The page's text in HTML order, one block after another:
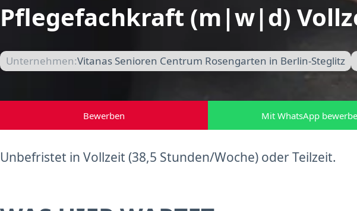
Pflegefachkraft (m|w|d)
Unternehmen:Vitanas Senioren Centrum Rosengarten in Berlin-Steglitz
Bewerben Mit WhatsApp
Unbefristet in Vollzeit (38,5 Stunden/Woche) oder Teilzeit.